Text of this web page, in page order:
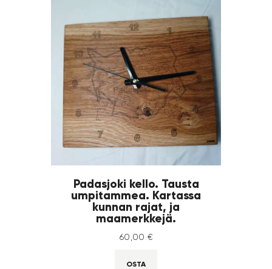
Padasjoki kello. Tausta
umpitammea. Kartassa
kunnan rajat, ja
maamerkkejä.
60 00 €
OSTA